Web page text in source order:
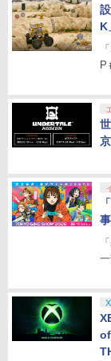
K
P